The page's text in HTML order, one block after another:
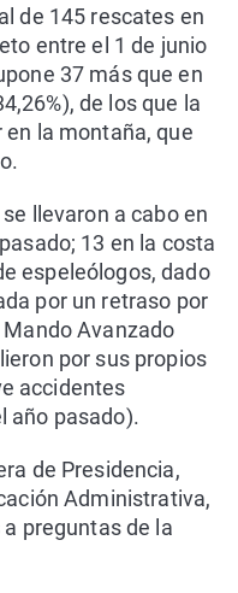
de 145 rescates en
entre el 1 de junio
37 más que en
de los que la
la montaña, que
llevaron a cabo en
13 en la costa
espeleólogos, dado
por un retraso por
Mando Avanzado
por sus propios
accidentes
año pasado).
de Presidencia,
Administrativa,
preguntas de la